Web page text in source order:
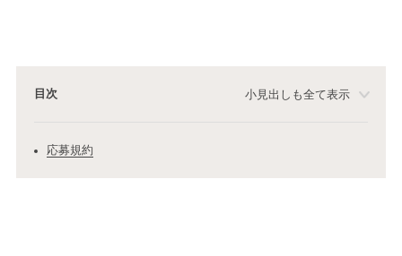
目次 小見出しも全て表示
応募規約